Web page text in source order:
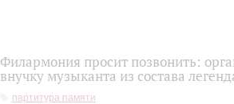
Филармония просит позвонить:
внучку музыканта из состава
партитура памяти